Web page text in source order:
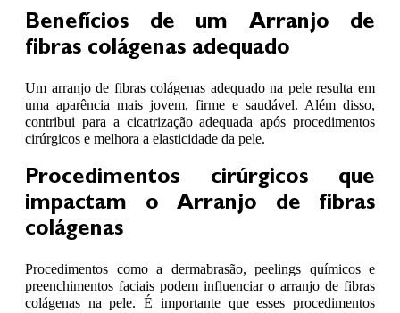
Benefícios de um Arranjo de
fibras colágenas adequado
Um arranjo de fibras colágenas adequado na pele resulta em
uma aparência mais jovem, firme e saudável. Além disso,
contribui para a cicatrização adequada após procedimentos
cirúrgicos e melhora a elasticidade da pele.
Procedimentos cirúrgicos que
impactam o Arranjo de fibras
colágenas
Procedimentos como a dermabrasão, peelings químicos e
preenchimentos faciais podem influenciar o arranjo de fibras
colágenas na pele. É importante que esses procedimentos